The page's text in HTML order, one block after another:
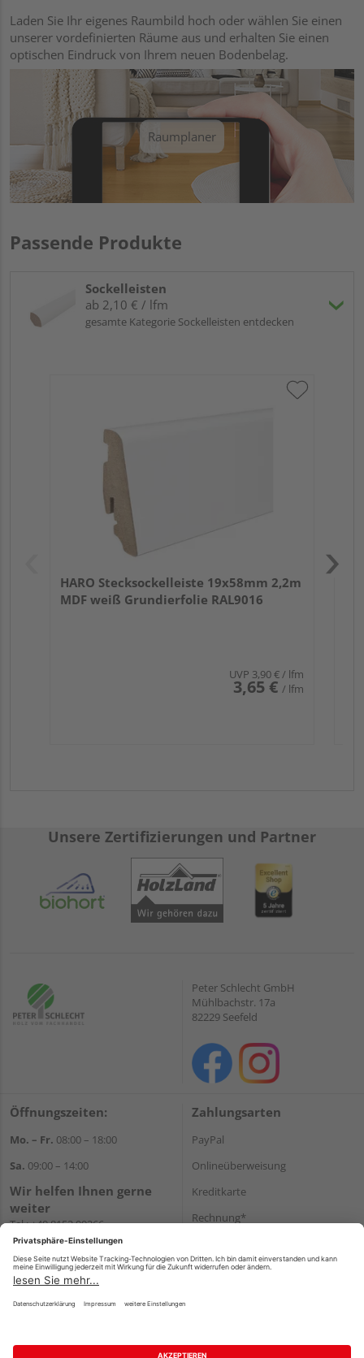
Laden Sie Ihr eigenes Raumbild hoch oder wählen Sie einen
unserer vordefinierten Räume aus und erhalten Sie einen
optischen Eindruck von Ihrem neuen Bodenbelag.
Raumplaner
Passende Produkte
Sockelleisten
ab 2,10 € / lfm
gesamte Kategorie Sockelleisten entdecken
HARO Stecksockelleiste 19x58mm 2,2m
MDF weiß Grundierfolie RAL9016
UVP 3,90 €/ lfm
3,65 € / lfm
Unsere Zertifizierungen und Partner
Peter Schlecht GmbH
Mühlbachstr. 17a
82229 Seefeld
Öffnungszeiten:
Mo. – Fr. 08:00 – 18:00
Sa. 09:00 – 14:00
Wir helfen Ihnen gerne
weiter
Tel.:+49 8152 99266
E-Mail:shop@schlecht.de
Zahlungsarten
PayPal
Onlineüberweisung
Kreditkarte
Rechnung*
Versand
Impressum AGB Widerruf Datenschutz